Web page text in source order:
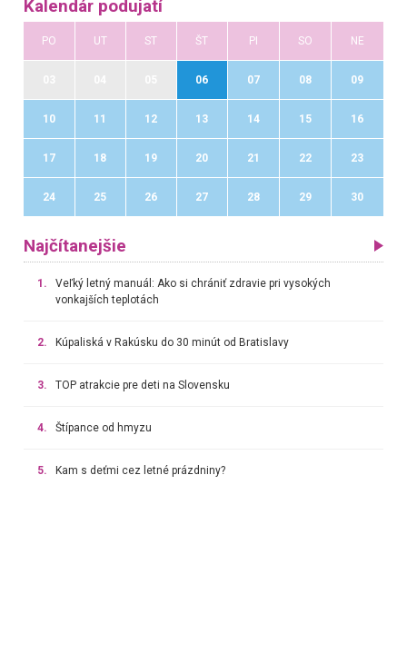
Kalendár podujatí
PO UT ST ŠT PI SO NE
06 07 08 09
10 11 12 13 14 15 16
17 18 19 20 21 22 23
24 25 26 27 28 29 30
Najčítanejšie
1.
Veľký letný manuál: Ako si chrániť zdravie pri vysokých
vonkajších teplotách
2. Kúpaliská v Rakúsku do 30 minút od Bratislavy
3. TOP atrakcie pre deti na Slovensku
4. Štípance od hmyzu
5. Kam s deťmi cez letné prázdniny?